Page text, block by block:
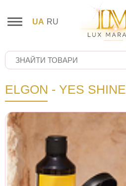
UA RU
ELGON - YES SHINE